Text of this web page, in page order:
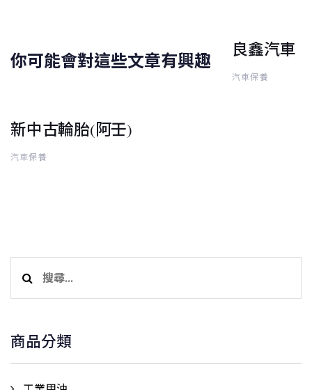
你可能會對這些文章有興趣 良鑫汽車
汽車保養
新中古輪胎(阿壬)
汽車保養
關
字:
商品分類